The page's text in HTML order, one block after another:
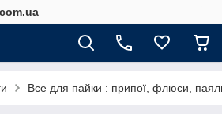
Все для пайки : припої, флюси,